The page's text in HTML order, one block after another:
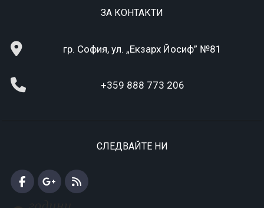
ЗА КОНТАКТИ
гр. София, ул. „Екзарх Йосиф” №81
+359 888 773 206
СЛЕДВАЙТЕ НИ